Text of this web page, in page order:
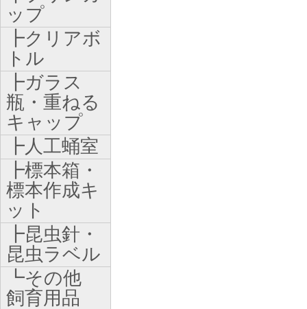
ップ
┣クリアボ
トル
┣ガラス
瓶・重ねる
キャップ
┣人工蛹室
┣標本箱・
標本作成キ
ット
┣昆虫針・
昆虫ラベル
┗その他
飼育用品